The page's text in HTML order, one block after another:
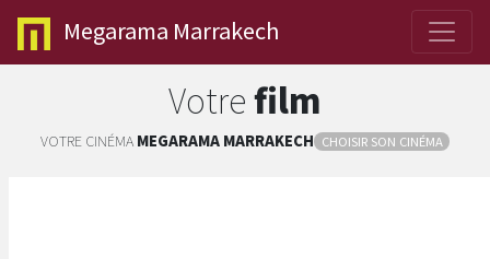
Megarama Marrakech
Votrefilm
VOTRE CINÉMA MEGARAMAMARRAKECH CHOISIR SON CINÉMA